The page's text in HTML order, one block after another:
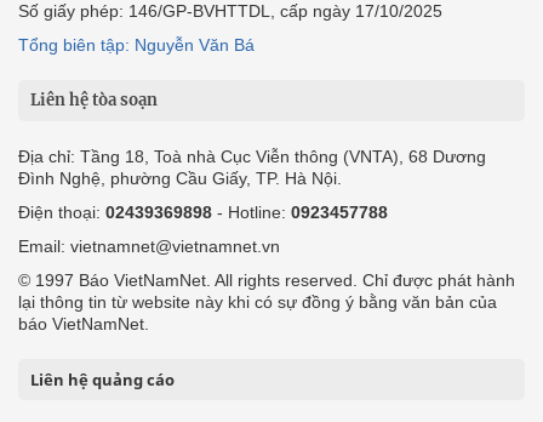
Số giấy phép: 146/GP-BVHTTDL, cấp ngày 17/10/2025
Tổng biên tập: Nguyễn Văn Bá
Liên hệ tòa soạn
Địa chỉ: Tầng 18, Toà nhà Cục Viễn thông (VNTA), 68 Dương
Đình Nghệ, phường Cầu Giấy, TP. Hà Nội.
Điện thoại: 02439369898 - Hotline: 0923457788
Email: vietnamnet@vietnamnet.vn
© 1997 Báo VietNamNet. All rights reserved. Chỉ được phát hành
lại thông tin từ website này khi có sự đồng ý bằng văn bản của
báo VietNamNet.
Liên hệ quảng cáo